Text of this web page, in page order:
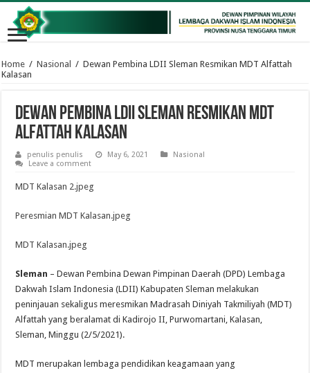
Home / Nasional / Dewan Pembina LDII Sleman Resmikan MDT Alfattah
Kalasan
Dewan Pembina LDII Sleman Resmikan MDT
Alfattah Kalasan
penulis penulis May 6, 2021
Nasional
Leave a comment
MDT Kalasan 2.jpeg
Peresmian MDT Kalasan.jpeg
MDT Kalasan.jpeg
Sleman – Dewan Pembina Dewan Pimpinan Daerah (DPD) Lembaga
Dakwah Islam Indonesia (LDII) Kabupaten Sleman melakukan
peninjauan sekaligus meresmikan Madrasah Diniyah Takmiliyah (MDT)
Alfattah yang beralamat di Kadirojo II, Purwomartani, Kalasan,
Sleman, Minggu (2/5/2021).
MDT merupakan lembaga pendidikan keagamaan yang